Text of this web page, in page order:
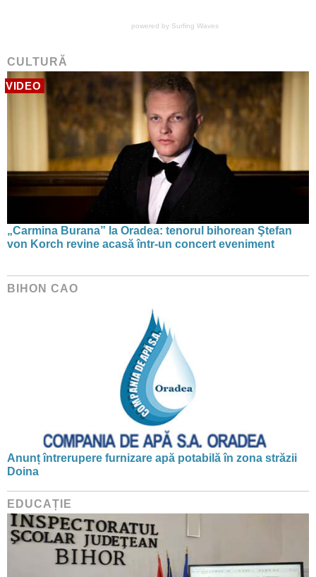
powered by Surfing Waves
CULTURĂ
VIDEO
„Carmina Burana” la Oradea: tenorul bihorean Ştefan
von Korch revine acasă într-un concert eveniment
BIHON CAO
Anunț întrerupere furnizare apă potabilă în zona străzii
Doina
EDUCAȚIE